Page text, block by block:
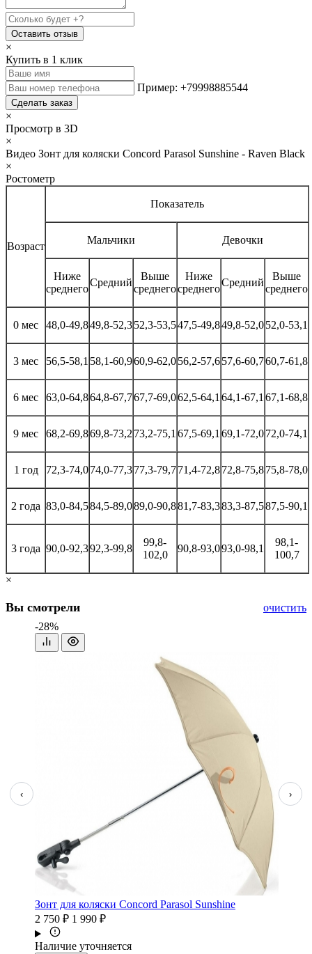
Оставить отзыв
×
Купить в 1 клик
Пример: +79998885544
Сделать заказ
×
Просмотр в 3D
×
Видео Зонт для коляски Concord Parasol Sunshine - Raven Black
×
Ростометр
Возраст
Показатель
Мальчики Девочки
Ниже
среднего
Средний
Выше
среднего
Ниже
среднего
Средний
Выше
среднего
0 мес 48,0-49,849,8-52,352,3-53,547,5-49,849,8-52,052,0-53,1
3 мес 56,5-58,1 58,1-60,960,9-62,056,2-57,657,6-60,760,7-61,8
6 мес 63,0-64,864,8-67,767,7-69,062,5-64,1 64,1-67,1 67,1-68,8
9 мес 68,2-69,869,8-73,2 73,2-75,1 67,5-69,1 69,1-72,072,0-74,1
1 год 72,3-74,074,0-77,377,3-79,771,4-72,872,8-75,875,8-78,0
2 года 83,0-84,584,5-89,089,0-90,881,7-83,383,3-87,587,5-90,1
3 года 90,0-92,392,3-99,8
99,8-
102,0
90,8-93,093,0-98,1
98,1-
100,7
×
Вы смотрели очистить
‹ ›
-28%
Зонт для коляски Concord Parasol Sunshine
2 750 ₽ 1 990 ₽
Наличие уточняется